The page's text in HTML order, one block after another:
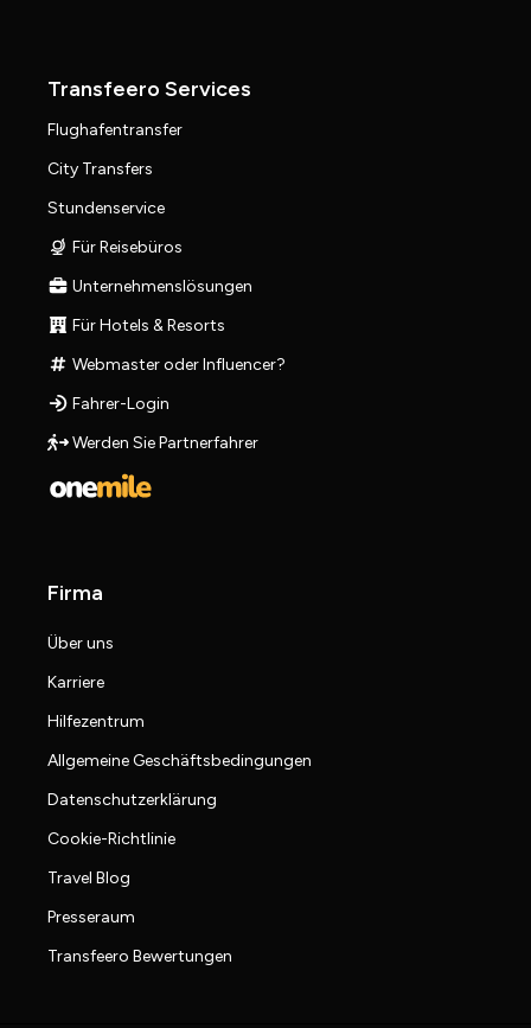
Transfeero Services
Flughafentransfer
City Transfers
Stundenservice
Für Reisebüros
Unternehmenslösungen
Für Hotels & Resorts
Webmaster oder Influencer?
Fahrer-Login
Werden Sie Partnerfahrer
Firma
Über uns
Karriere
Hilfezentrum
Allgemeine Geschäftsbedingungen
Datenschutzerklärung
Cookie-Richtlinie
Travel Blog
Presseraum
Transfeero Bewertungen